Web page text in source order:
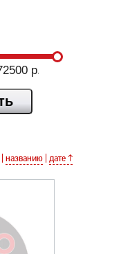
названию дате ↑